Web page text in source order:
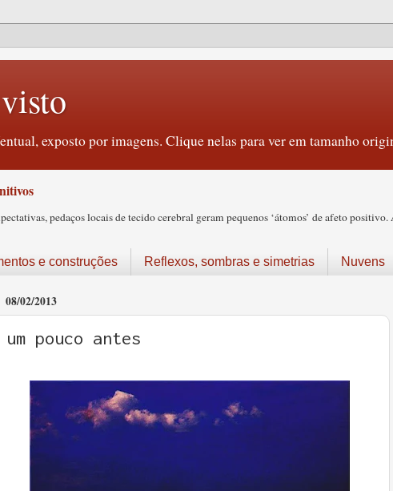
exposto por imagens. Clique nelas para ver em tamanho
pedaços locais de tecido cerebral geram pequenos ‘átomos’ de afeto
e construções Reflexos, sombras e simetrias Nuvens
08/02/2013
um pouco antes